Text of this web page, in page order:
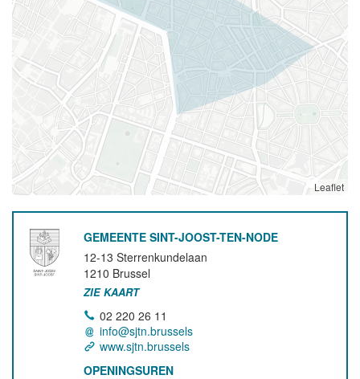
Leaflet
GEMEENTE SINT-JOOST-TEN-NODE
12-13 Sterrenkundelaan
1210 Brussel
ZIE KAART
02 220 26 11
info@sjtn.brussels
www.sjtn.brussels
OPENINGSUREN